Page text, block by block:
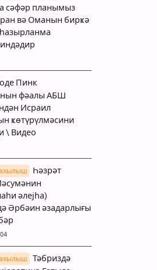
сәфәр планымыз
вә Оманын бирҝә
Пинк
фәалы АБШ
Исраил
ҝөтүрүлмәсини
\ Видео
Һәзрәт
әлејһа)
Әрбәин әзадарлығы
Тәбриздә